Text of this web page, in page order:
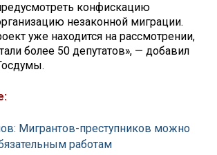
конфискацию
незаконной миграции.
уже находится на рассмотрении,
более 50 депутатов», — добавил
Мигрантов-преступников можно
работам